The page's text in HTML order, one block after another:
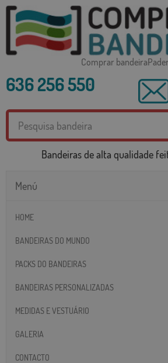
Comprar
636 256 550
Bandeiras de alta qualidade
Menú
HOME
BANDEIRAS DO MUNDO
PACKS DO BANDEIRAS
BANDEIRAS PERSONALIZADAS
MEDIDAS E VESTUÁRIO
GALERIA
CONTACTO